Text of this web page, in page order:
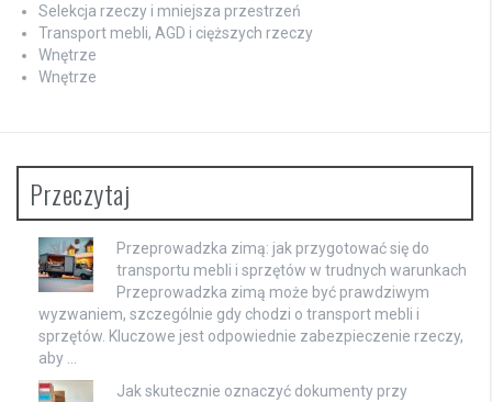
Selekcja rzeczy i mniejsza przestrzeń
Transport mebli, AGD i cięższych rzeczy
Wnętrze
Wnętrze
Przeczytaj
Przeprowadzka zimą: jak przygotować się do
transportu mebli i sprzętów w trudnych warunkach
Przeprowadzka zimą może być prawdziwym
wyzwaniem, szczególnie gdy chodzi o transport mebli i
sprzętów. Kluczowe jest odpowiednie zabezpieczenie rzeczy,
aby …
Jak skutecznie oznaczyć dokumenty przy